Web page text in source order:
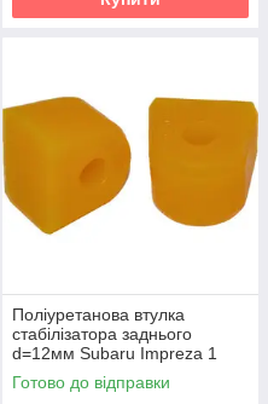
Поліуретанова втулка
стабілізатора заднього
d=12мм Subaru Impreza 1
gen. (GC) Купе (1995-2000)
v19
Готово до відправки